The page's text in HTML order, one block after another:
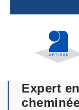
Expert